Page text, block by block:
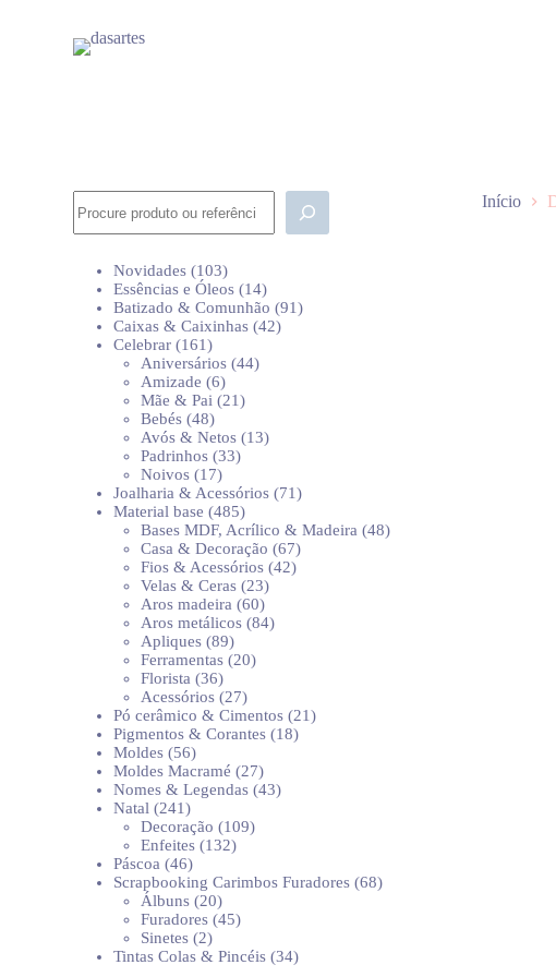
Início
Novidades 103103
produtos
Essências e Óleos 1414
produtos
Batizado & Comunhão 9191
Caixas & Caixinhas 4242
Celebrar 161161
produtos
Aniversários 4444
Amizade 66
produtos
Mãe & Pai 2121
Bebés 4848
produtos
Avós & Netos 1313
Padrinhos 3333
Noivos 1717
produtos
Joalharia & Acessórios 7171
Material base 485485
produtos
Bases MDF, Acrílico & Madeira 4848
Casa & Decoração 6767
produtos
Fios & Acessórios 4242
Velas & Ceras 2323
produtos
Aros madeira 6060
produtos
Aros metálicos 8484
Apliques 8989
produtos
Ferramentas 2020
Florista 3636
produtos
Acessórios 2727
produtos
Pó cerâmico & Cimentos 2121
Pigmentos & Corantes 1818
Moldes 5656
produtos
Moldes Macramé 2727
produtos
Nomes & Legendas 4343
Natal 241241
produtos
Decoração 109109
Enfeites 132132
Páscoa 4646
produtos
Scrapbooking Carimbos Furadores 6868
Álbuns 2020
produtos
Furadores 4545
Sinetes 22
produtos
Tintas Colas & Pincéis 3434